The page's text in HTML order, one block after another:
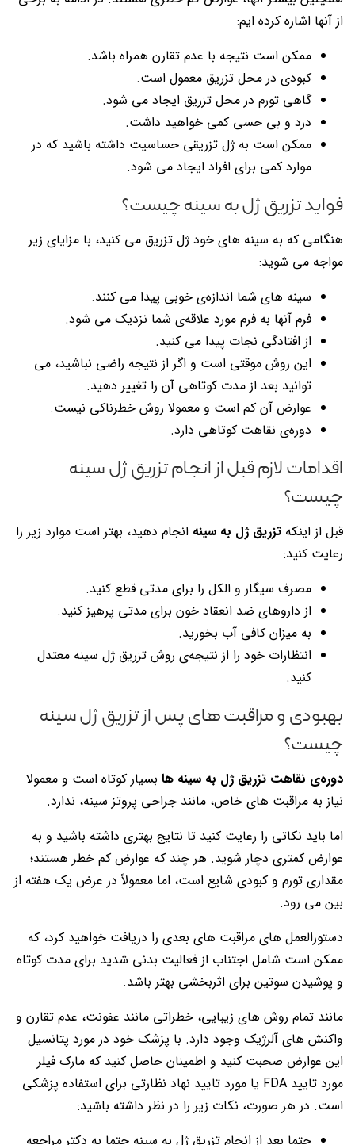
از آنها اشاره کرده ایم:
ممکن است نتیجه با عدم تقارن همراه باشد.
کبودی در محل تزریق معمول است.
گاهی تورم در محل تزریق ایجاد می شود.
درد و بی حسی کمی خواهید داشت.
ممکن است به ژل تزریقی حساسیت داشته باشید که در
موارد کمی برای افراد ایجاد می شود.
فواید تزریق ژل به سینه چیست؟
هنگامی که به سینه های خود ژل تزریق می کنید، با مزایای زیر
مواجه می شوید:
سینه های شما اندازه‌ی خوبی پیدا می کنند.
فرم آنها به فرم مورد علاقه‌ی شما نزدیک می شود.
از افتادگی نجات پیدا می کنید.
این روش موقتی است و اگر از نتیجه راضی نباشید، می
توانید بعد از مدت کوتاهی آن را تغییر دهید.
عوارض آن کم است و معمولا روش خطرناکی نیست.
دوره‌ی نقاهت کوتاهی دارد.
اقدامات لازم قبل از انجام تزریق ژل سینه
چیست؟
قبل از اینکه تزریق ژل به سینه انجام دهید، بهتر است موارد زیر را
رعایت کنید:
مصرف سیگار و الکل را برای مدتی قطع کنید.
از داروهای ضد انعقاد خون برای مدتی پرهیز کنید.
به میزان کافی آب بخورید.
انتظارات خود را از نتیجه‌ی روش تزریق ژل سینه معتدل
کنید.
بهبودی و مراقبت های پس از تزریق ژل سینه
چیست؟
دوره‌ی نقاهت تزریق ژل به سینه ها بسیار کوتاه است و معمولا
نیاز به مراقبت های خاص، مانند جراحی پروتز سینه، ندارد.
اما باید نکاتی را رعایت کنید تا نتایج بهتری داشته باشید و به
عوارض کمتری دچار شوید. هر چند که عوارض کم خطر هستند؛
مقداری تورم و کبودی شایع است، اما معمولاً در عرض یک هفته از
بین می رود.
دستورالعمل های مراقبت های بعدی را دریافت خواهید کرد، که
ممکن است شامل اجتناب از فعالیت بدنی شدید برای مدت کوتاه
و پوشیدن سوتین برای اثربخشی بهتر باشد.
مانند تمام روش های زیبایی، خطراتی مانند عفونت، عدم تقارن و
واکنش های آلرژیک وجود دارد. با پزشک خود در مورد پتانسیل
این عوارض صحبت کنید و اطمینان حاصل کنید که مارک فیلر
مورد تایید FDA یا مورد تایید نهاد نظارتی برای استفاده پزشکی
است. در هر صورت، نکات زیر را در نظر داشته باشید:
حتما بعد از انجام تزریق ژل به سینه حتما به دکتر مراجعه